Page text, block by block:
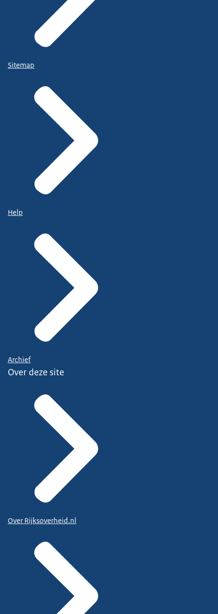
Sitemap
Help
Archief
Over deze site
Over Rijksoverheid.nl